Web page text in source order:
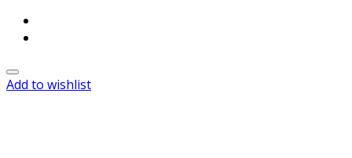
Add to wishlist